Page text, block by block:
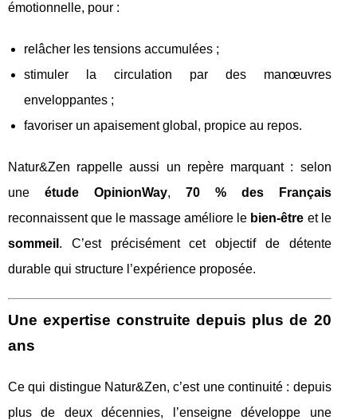
émotionnelle, pour :
relâcher les tensions accumulées ;
stimuler la circulation par des manœuvres
enveloppantes ;
favoriser un apaisement global, propice au repos.
Natur&Zen rappelle aussi un repère marquant : selon
une étude OpinionWay, 70 % des Français
reconnaissent que le massage améliore le bien-être et le
sommeil . C’est précisément cet objectif de détente
durable qui structure l’expérience proposée.
Une expertise construite depuis plus de 20
ans
Ce qui distingue Natur&Zen, c’est une continuité : depuis
plus de deux décennies, l’enseigne développe une